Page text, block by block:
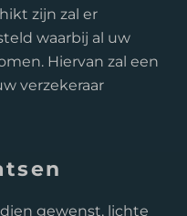
zijn zal er
waarbij al uw
Hiervan zal een
verzekeraar
gewenst, lichte